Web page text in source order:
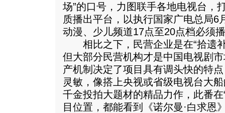
场”的口号，力图联手各地电视台，
质播出平台，以执行国家广电总局6
动漫、少儿频道17点至20点档必须
相比之下，民营企业是在“拾遗
但大部分民营机构才是中国电视
产机制决定了项目具有调头快的特
灵敏，像搭上央视或省级电视台大
千金投拍大题材的精品力作，此番在
目位置，都能看到《诺尔曼·白求恩